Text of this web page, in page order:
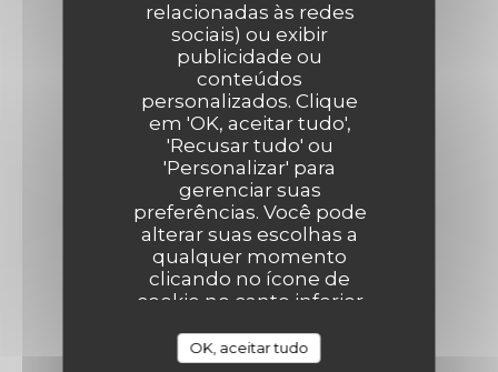
relacionadas às redes
sociais) ou exibir
publicidade ou
conteúdos
personalizados. Clique
em 'OK, aceitar tudo',
'Recusar tudo' ou
'Personalizar' para
gerenciar suas
preferências. Você pode
alterar suas escolhas a
qualquer momento
clicando no ícone de
cookie no canto inferior
site.
OK, aceitar tudo